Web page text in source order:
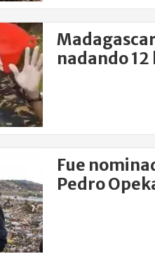
nadando 12
Fue
Pedro